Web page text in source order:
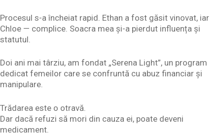
Procesul s-a încheiat rapid. Ethan a fost găsit vinovat, iar
Chloe — complice. Soacra mea și-a pierdut influența și
statutul.
Doi ani mai târziu, am fondat „Serena Light”, un program
dedicat femeilor care se confruntă cu abuz financiar și
manipulare.
Trădarea este o otravă.
Dar dacă refuzi să mori din cauza ei, poate deveni
medicament.